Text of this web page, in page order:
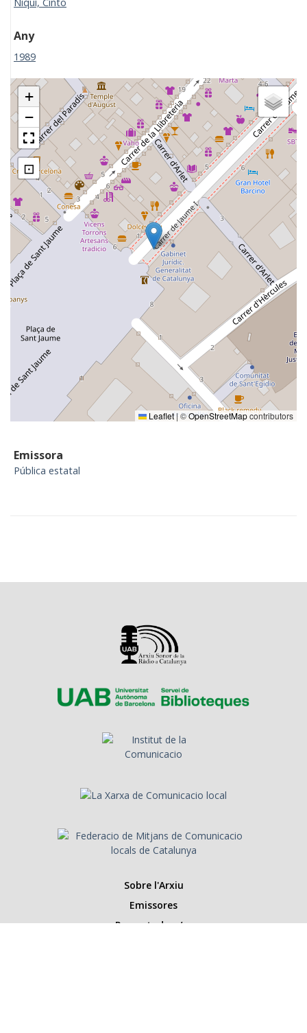
Niqui, Cinto
Any
1989
+
−
⊡
Leaflet|©OpenStreetMapcontributors
Emissora
Pública estatal
Sobre l'Arxiu
Emissores
Presentadors/es